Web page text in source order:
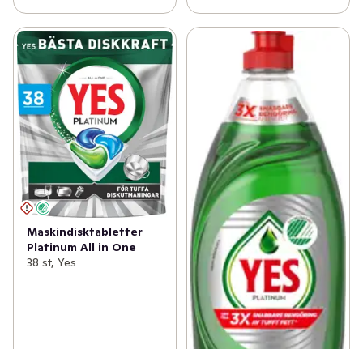
Maskindisktabletter
Platinum All in One
38 st, Yes